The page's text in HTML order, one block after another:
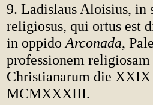
9. Ladislaus Aloisius, in
religiosus, qui ortus est
in oppido Arconada,
professionem
Christianarum die XXIX
MCMXXXIII.